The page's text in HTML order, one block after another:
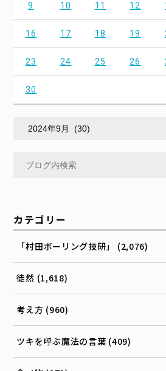
9 10 11 12
16 17 18 19
23 24 25 26
30
カテゴリー
「村田ボーリング技研」 (2,076)
徒然 (1,618)
考え方 (960)
ツキを呼ぶ魔法の言葉 (409)